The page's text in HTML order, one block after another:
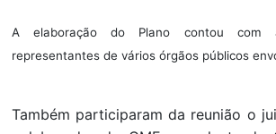
A elaboração do Plano contou com
representantes de vários órgãos públicos
Também participaram da reunião o